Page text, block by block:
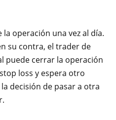
operación una vez al día.
su contra, el trader de
puede cerrar la operación
loss y espera otro
decisión de pasar a otra